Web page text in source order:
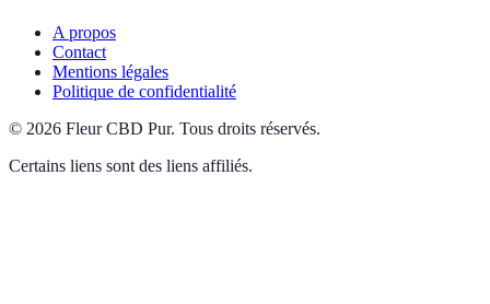
A propos
Contact
Mentions légales
Politique de confidentialité
© 2026 Fleur CBD Pur. Tous droits réservés.
Certains liens sont des liens affiliés.